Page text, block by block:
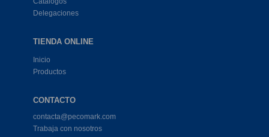
Delegaciones
TIENDA ONLINE
Inicio
Productos
CONTACTO
contacta@pecomark.com
Trabaja con nosotros